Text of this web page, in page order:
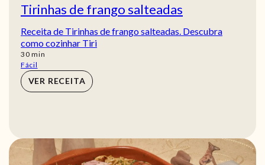
Tirinhas de frango salteadas
Receita de Tirinhas de frango salteadas. Descubra
como cozinhar Tiri
30min
min
Fácil
VER RECEITA